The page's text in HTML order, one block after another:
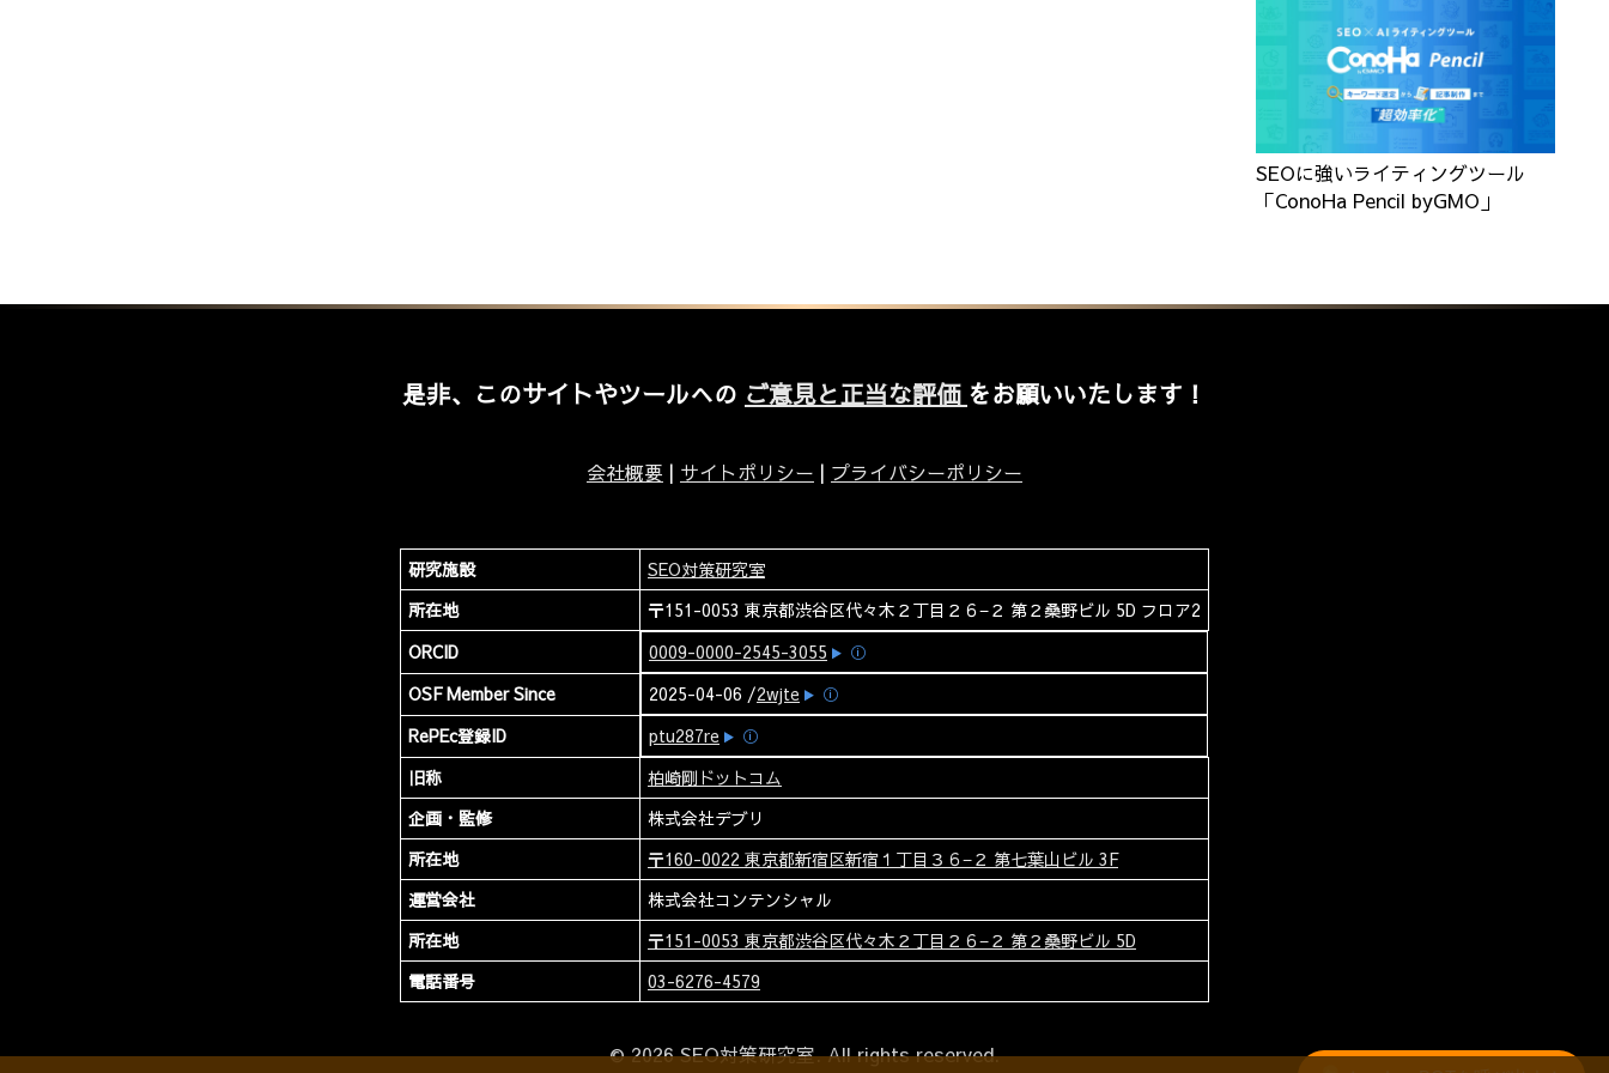
SEOに強いライティングツール
「ConoHa Pencil byGMO」
是非、このサイトやツールへの ご意見と正当な評価 をお願いいたします！
会社概要 | サイトポリシー | プライバシーポリシー
研究施設
SEO対策研究室
所在地
〒151-0053 東京都渋谷区代々木２丁目２６−２ 第２桑野ビル 5D フロア2
ORCID
0009-0000-2545-3055
ⓘ
OSF Member Since
2025-04-06 /2wjte
ⓘ
RePEc登録ID
ptu287re
ⓘ
旧称
柏崎剛ドットコム
企画・監修
株式会社デブリ
所在地
〒160-0022 東京都新宿区新宿１丁目３６−２ 第七葉山ビル 3F
運営会社
株式会社コンテンシャル
所在地
〒151-0053 東京都渋谷区代々木２丁目２６−２ 第２桑野ビル 5D
電話番号
03-6276-4579
© 2026 SEO対策研究室. All rights reserved.